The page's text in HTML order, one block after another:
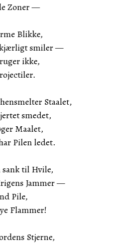
Zoner —
Blikke,
kjærligt smiler —
ikke,
Staalet,
smedet,
Maalet,
Pilen ledet.
sank til Hvile,
Jammer —
Pile,
Flammer!
Stjerne,